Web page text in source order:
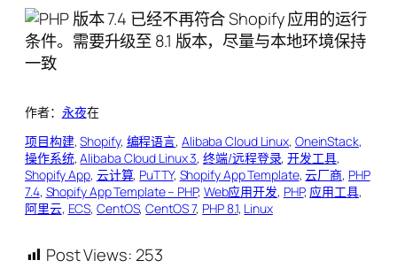
作者： 永夜在
项目构建, Shopify, 编程语言, Alibaba Cloud Linux, OneinStack
操作系统, Alibaba Cloud Linux 3, 终端/远程登录, 开发工具
Shopify App, 云计算, PuTTY, Shopify App Template, 云厂商, PHP
7.4, Shopify App Template – PHP, Web应用开发, PHP, 应用工具
阿里云, ECS, CentOS, CentOS 7, PHP 8.1, Linux
Post Views: 253